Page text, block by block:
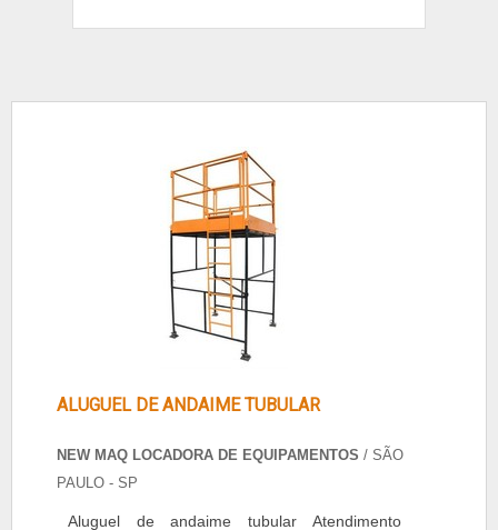
ALUGUEL DE ANDAIME TUBULAR
NEW MAQ LOCADORA DE EQUIPAMENTOS / SÃO
PAULO - SP
Aluguel de andaime tubular Atendimento